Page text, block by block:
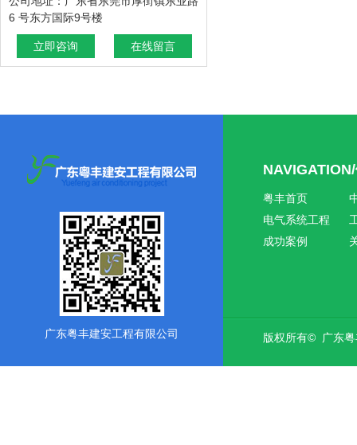
6 号东方国际9号楼
立即咨询 在线留言
广东粤丰建安工程有限公司
粤丰首页
电气系统工程
成功案例
版权所有© 广东